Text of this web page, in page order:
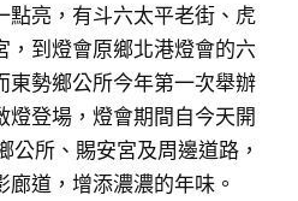
點亮，有斗六太平老街、虎
，到燈會原鄉北港燈會的六
東勢鄉公所今年第一次舉辦
燈登場，燈會期間自今天開
公所、賜安宮及周邊道路，
道，增添濃濃的年味。